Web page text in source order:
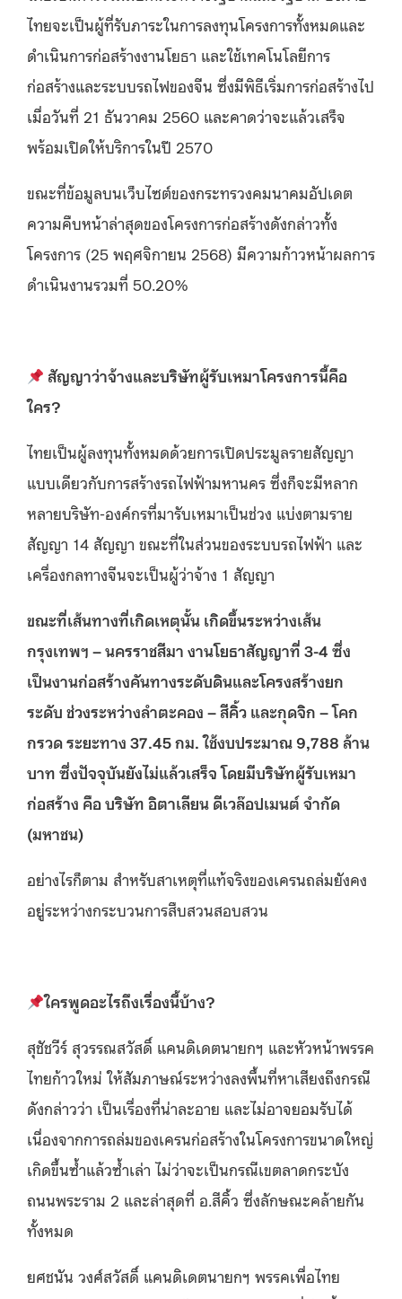
ไทยจะเป็นผู้ที่รับภาระในการลงทุนโครงการทั้งหมดและ
ดำเนินการก่อสร้างงานโยธา และใช้เทคโนโลยีการ
ก่อสร้างและระบบรถไฟของจีน ซึ่งมีพิธีเริ่มการก่อสร้างไป
เมื่อวันที่ 21 ธันวาคม 2560 และคาดว่าจะแล้วเสร็จ
พร้อมเปิดให้บริการในปี 2570
ขณะที่ข้อมูลบนเว็บไซต์ของกระทรวงคมนาคมอัปเดต
ความคืบหน้าล่าสุดของโครงการก่อสร้างดังกล่าวทั้ง
โครงการ (25 พฤศจิกายน 2568) มีความก้าวหน้าผลการ
ดำเนินงานรวมที่ 50.20%
สัญญาว่าจ้างและบริษัทผู้รับเหมาโครงการนี้คือ
ใคร?
ไทยเป็นผู้ลงทุนทั้งหมดด้วยการเปิดประมูลรายสัญญา
แบบเดียวกับการสร้างรถไฟฟ้ามหานคร ซึ่งก็จะมีหลาก
หลายบริษัท-องค์กรที่มารับเหมาเป็นช่วง แบ่งตามราย
สัญญา 14 สัญญา ขณะที่ในส่วนของระบบรถไฟฟ้า และ
เครื่องกลทางจีนจะเป็นผู้ว่าจ้าง 1 สัญญา
ขณะที่เส้นทางที่เกิดเหตุนั้น เกิดขึ้นระหว่างเส้น
กรุงเทพฯ – นครราชสีมา งานโยธาสัญญาที่ 3-4 ซึ่ง
เป็นงานก่อสร้างคันทางระดับดินและโครงสร้างยก
ระดับ ช่วงระหว่างลำตะคอง – สีคิ้ว และกุดจิก – โคก
กรวด ระยะทาง 37.45 กม. ใช้งบประมาณ 9,788 ล้าน
บาท ซึ่งปัจจุบันยังไม่แล้วเสร็จ โดยมีบริษัทผู้รับเหมา
ก่อสร้าง คือ บริษัท อิตาเลียน ดีเวล๊อปเมนต์ จำกัด
(มหาชน)
อย่างไรก็ตาม สำหรับสาเหตุที่แท้จริงของเครนถล่มยังคง
อยู่ระหว่างกระบวนการสืบสวนสอบสวน
ใครพูดอะไรถึงเรื่องนี้บ้าง?
สุชัชวีร์ สุวรรณสวัสดิ์ แคนดิเดตนายกฯ และหัวหน้าพรรค
ไทยก้าวใหม่ ให้สัมภาษณ์ระหว่างลงพื้นที่หาเสียงถึงกรณี
ดังกล่าวว่า เป็นเรื่องที่น่าละอาย และไม่อาจยอมรับได้
เนื่องจากการถล่มของเครนก่อสร้างในโครงการขนาดใหญ่
เกิดขึ้นซ้ำแล้วซ้ำเล่า ไม่ว่าจะเป็นกรณีเขตลาดกระบัง
ถนนพระราม 2 และล่าสุดที่ อ.สีคิ้ว ซึ่งลักษณะคล้ายกัน
ทั้งหมด
ยศชนัน วงศ์สวัสดิ์ แคนดิเดตนายกฯ พรรคเพื่อไทย